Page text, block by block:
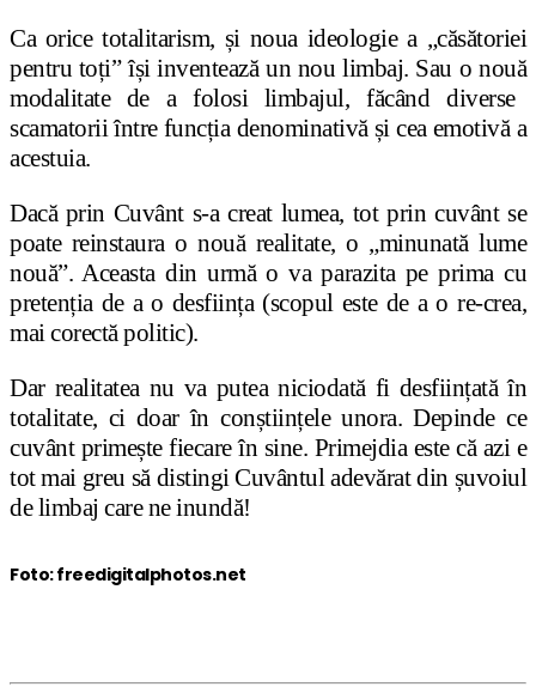
Ca orice totalitarism, și noua ideologie a „căsătoriei
pentru toți”își inventeazăun nou limbaj. Sau o nouă
modalitate de a folosi limbajul, făcând diverse
scamatoriiîntre funcția denominativă și cea emotivăa
acestuia.
Dacăprin Cuvânt s-a creat lumea, tot prin cuvânt se
poate reinstaura o nouărealitate, o „minunatălume
nouă”. Aceasta din urmăo va parazita pe prima cu
pretenția de a o desființa (scopul este de a o re-crea,
mai corectăpolitic).
Dar realitatea nu va putea niciodatăfi desființatăîn
totalitate, ci doarîn conștiințele unora.Depinde ce
cuvânt primește fiecareîn sine. Primejdia este căazi e
tot mai greu sădistingi Cuvântul adevărat din șuvoiul
de limbaj care ne inundă!
Foto: freedigitalphotos.net